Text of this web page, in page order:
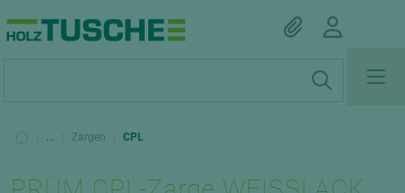
... Zargen CPL